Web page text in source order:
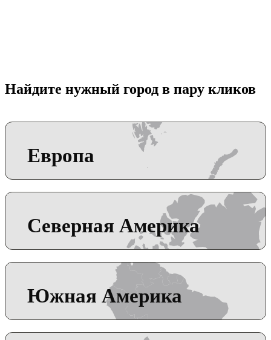
Найдите нужный город в пару кликов
Европа
Северная Америка
Южная Америка